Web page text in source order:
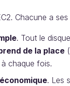
Chacune a
. Tout le
de la place
chaque fois.
. Les